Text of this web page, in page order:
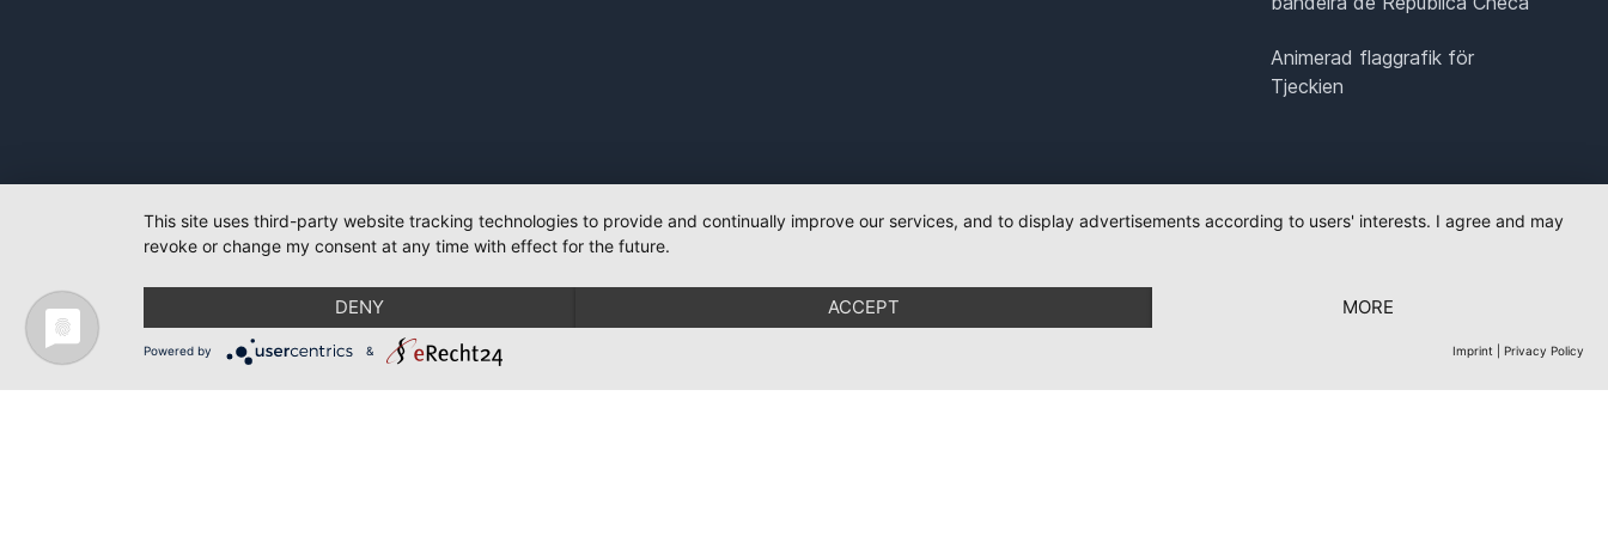
Animerad flaggrafik för
Tjeckien
This site uses third-party website tracking technologies to provide and continually improve our services, and to display advertisements according to users' interests. I agree and may
revoke or change my consent at any time with effect for the future.
DENY ACCEPT MORE
Powered by & Imprint Privacy Policy